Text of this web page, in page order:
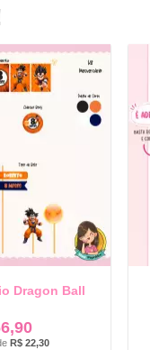
Dragon Ball
R$ 22,30